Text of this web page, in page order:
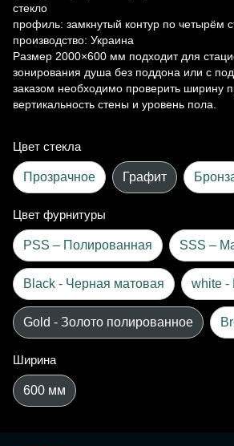
стекло
профиль: замкнутый контур по четырём
производство: Украина
Размер 2000×600 мм подходит для
зонирования душа без поддона или с
заказом необходимо проверить ширину
вертикальность стены и уровень пола.
Цвет стекла
Прозрачное Графит
Цвет фурнитуры
PSS – Полированная SSS –
Black - Черная матовая white -
Gold - Золото полированное
Ширина
600 мм